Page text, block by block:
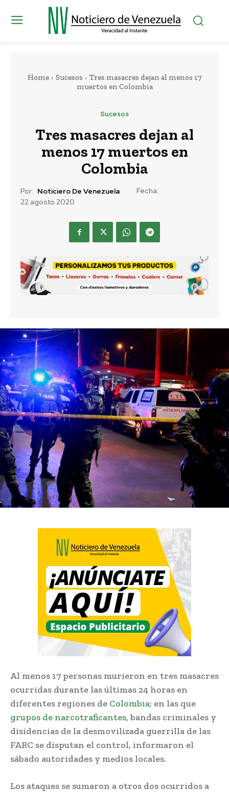
Home Sucesos
Tres masacres dejan al menos 17
muertos en Colombia
Sucesos
Tres masacres dejan al
menos 17 muertos en
Colombia
Por: Noticiero De Venezuela
Fecha:
22 agosto 2020
Al menos 17 personas murieron en tres masacres
ocurridas durante las últimas 24 horas en
diferentes regiones de Colombia; en las que
grupos de narcotraficantes, bandas criminales y
disidencias de la desmovilizada guerrilla de las
FARC se disputan el control, informaron el
sábado autoridades y medios locales.
Los ataques se sumaron a otros dos ocurridos a